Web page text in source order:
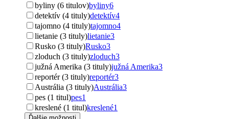
byliny (6 titulov)byliny6
detektív (4 tituly)detektív4
tajomno (4 tituly)tajomno4
lietanie (3 tituly)lietanie3
Rusko (3 tituly)Rusko3
zloduch (3 tituly)zloduch3
južná Amerika (3 tituly)južná Amerika3
reportér (3 tituly)reportér3
Austrália (3 tituly)Austrália3
pes (1 titul)pes1
kreslené (1 titul)kreslené1